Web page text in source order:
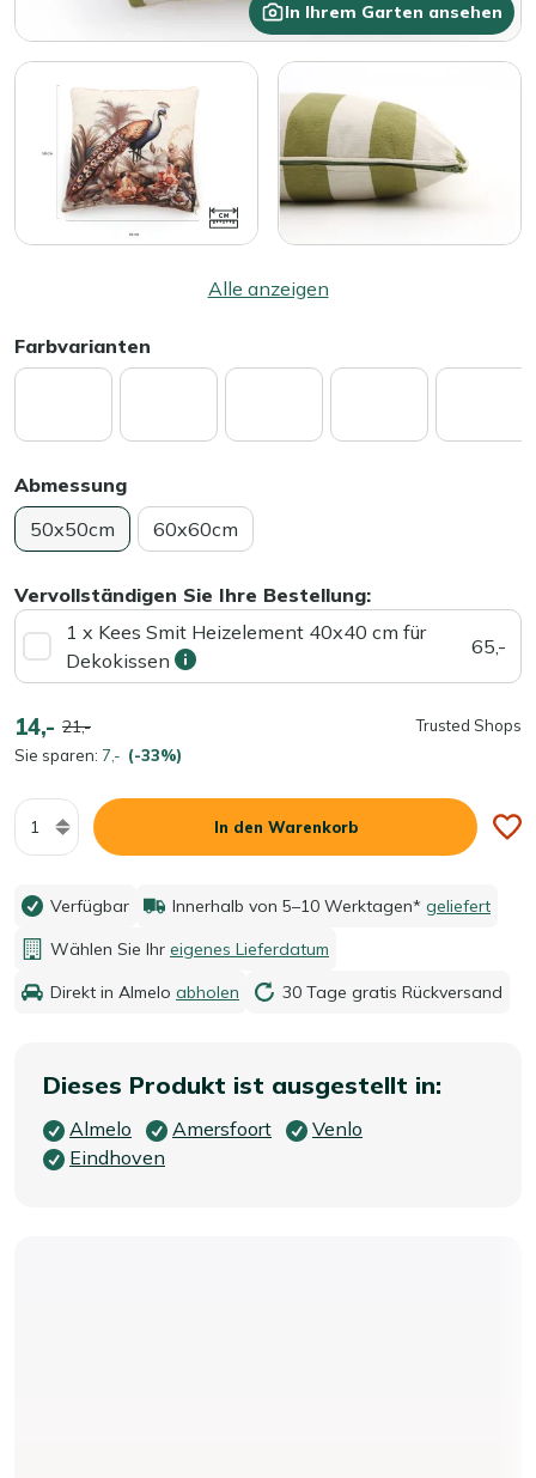
In Ihrem Garten ansehen
Alle anzeigen
Farbvarianten
Abmessung
50x50cm
60x60cm
Vervollständigen Sie Ihre Bestellung:
1 x Kees Smit Heizelement 40x40 cm für
Dekokissen
65,-
14,- 21,-
Sie sparen: 7,- (-33%)
Trusted Shops
Menge
In den Warenkorb
Verfügbar Innerhalb von 5–10 Werktagen* geliefert
Wählen Sie Ihr eigenes Lieferdatum
Direkt in Almelo abholen 30 Tage gratis Rückversand
Dieses Produkt ist ausgestellt in:
Almelo Amersfoort
Venlo
Eindhoven